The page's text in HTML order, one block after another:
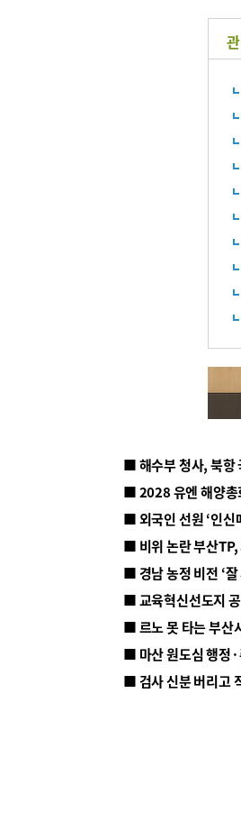
■ 해수부 청사, 북항
■ 2028 유엔 해양총
■ 외국인 선원 ‘인신
■ 비위 논란 부산TP,
■ 르노 못 타는 부산
■ 마산 원도심 행정